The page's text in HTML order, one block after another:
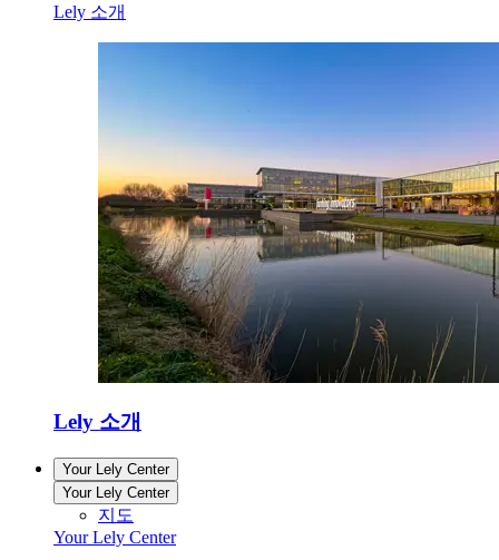
Lely 소개
Lely 소개
Your Lely Center
Your Lely Center
지도
Your Lely Center